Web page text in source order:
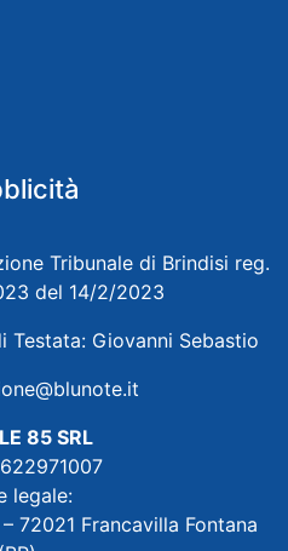
Tribunale di Brindisi reg.
del 14/2/2023
Testata: Giovanni Sebastio
85 SRL
legale:
72021 Francavilla Fontana